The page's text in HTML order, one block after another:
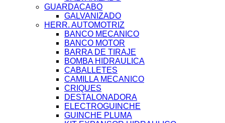
GUARDACABO
GALVANIZADO
HERR. AUTOMOTRIZ
BANCO MECANICO
BANCO MOTOR
BARRA DE TIRAJE
BOMBA HIDRAULICA
CABALLETES
CAMILLA MECANICO
CRIQUES
DESTALONADORA
ELECTROGUINCHE
GUINCHE PLUMA